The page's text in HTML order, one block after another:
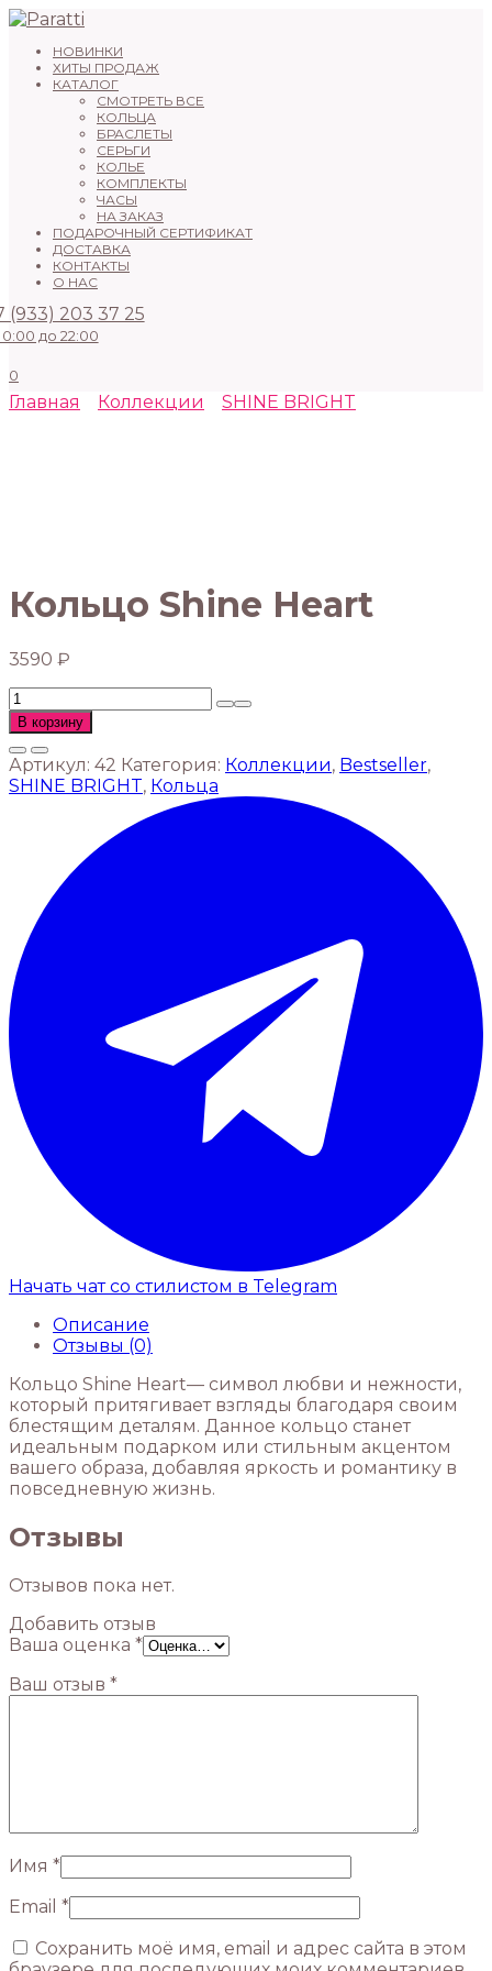
Перейти
содержанию
НОВИНКИ
ХИТЫ ПРОДАЖ
КАТАЛОГ
СМОТРЕТЬ ВСЕ
КОЛЬЦА
БРАСЛЕТЫ
СЕРЬГИ
КОЛЬЕ
КОМПЛЕКТЫ
ЧАСЫ
НА ЗАКАЗ
ПОДАРОЧНЫЙ СЕРТИФИКАТ
ДОСТАВКА
КОНТАКТЫ
О НАС
(933) 203 37 25
до 22:00
0
Главная Коллекции SHINE BRIGHT
Кольцо Shine Heart
3590 ₽
Количество
товара
Кольцо
Shine
Heart
В корзину
Артикул: 42 Категория: Коллекции, Bestseller,
SHINE BRIGHT, Кольца
Начать чат со стилистом в Telegram
Описание
Отзывы (0)
Кольцо Shine Heart— символ любви и нежности,
который притягивает взгляды благодаря своим
блестящим деталям. Данное кольцо станет
идеальным подарком или стильным акцентом
вашего образа, добавляя яркость и романтику в
повседневную жизнь.
Отзывы
Отзывов пока нет.
Добавить отзыв
Ваша оценка *
Ваш отзыв *
Имя *
Email *
Сохранить моё имя, email и адрес сайта в этом